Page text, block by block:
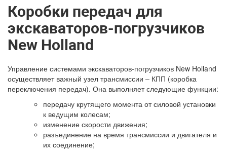
Коробки передач для
экскаваторов-погрузчиков
New Holland
Управление системами экскаваторов-погрузчиков New Holland
осуществляет важный узел трансмиссии – КПП (коробка
переключения передач). Она выполняет следующие функции:
передачу крутящего момента от силовой установки
к ведущим колесам;
изменение скорости движения;
разъединение на время трансмиссии и двигателя и
их соединение;